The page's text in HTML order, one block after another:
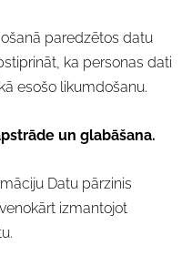
paredzētos datu
ka personas dati
esošo likumdošanu.
un glabāšana.
Datu pārzinis
izmantojot